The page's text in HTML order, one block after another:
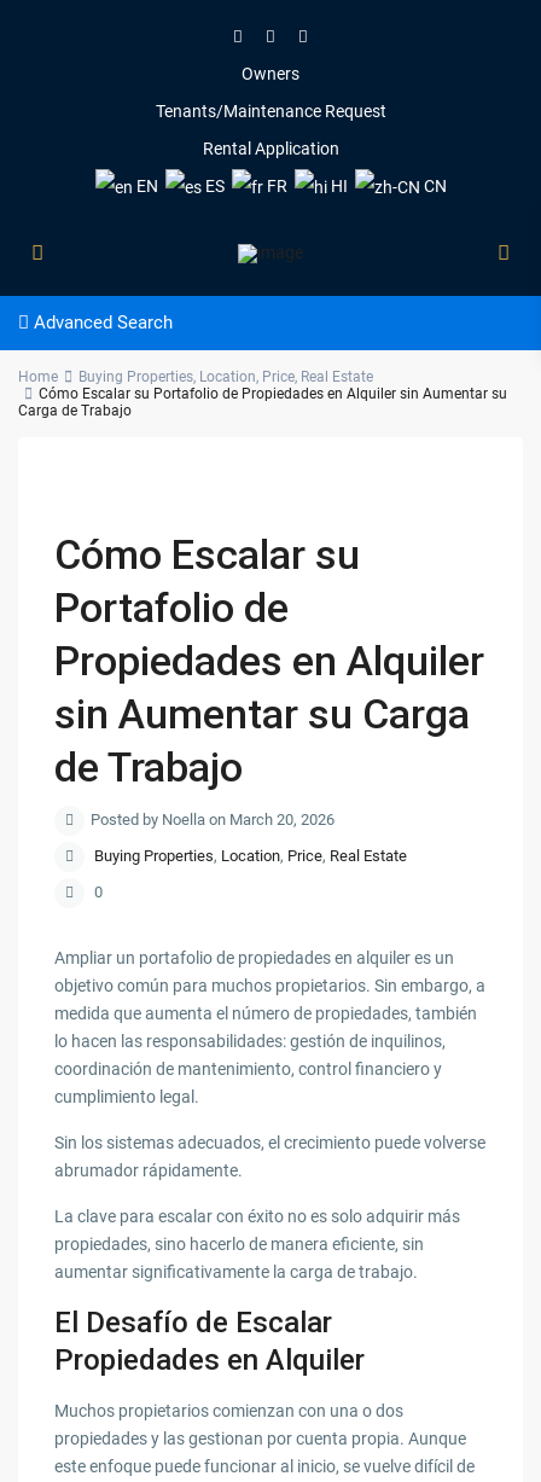
Owners
Tenants/Maintenance Request
Rental Application
EN
ES FR HI CN
Advanced Search
Home Buying Properties, Location, Price, Real Estate
Cómo Escalar su Portafolio de Propiedades en Alquiler sin Aumentar su
Carga de Trabajo
Cómo Escalar su
Portafolio de
Propiedades en Alquiler
sin Aumentar su Carga
de Trabajo
Posted by Noella on March 20, 2026
Buying Properties, Location, Price, Real Estate
0
Ampliar un portafolio de propiedades en alquiler es un
objetivo común para muchos propietarios. Sin embargo, a
medida que aumenta el número de propiedades, también
lo hacen las responsabilidades: gestión de inquilinos,
coordinación de mantenimiento, control financiero y
cumplimiento legal.
Sin los sistemas adecuados, el crecimiento puede volverse
abrumador rápidamente.
La clave para escalar con éxito no es solo adquirir más
propiedades, sino hacerlo de manera eficiente, sin
aumentar significativamente la carga de trabajo.
El Desafío de Escalar
Propiedades en Alquiler
Muchos propietarios comienzan con una o dos
propiedades y las gestionan por cuenta propia. Aunque
este enfoque puede funcionar al inicio, se vuelve difícil de